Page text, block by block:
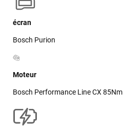
écran
Bosch Purion
Moteur
Bosch Performance Line CX 85Nm